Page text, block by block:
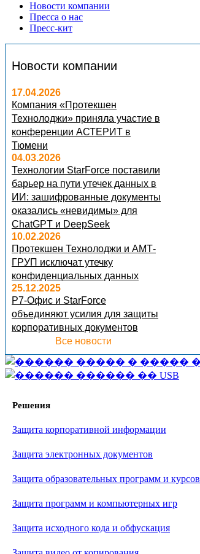
Новости компании
Пресса о нас
Пресс-кит
Новости компании
17.04.2026
Компания «Протекшен
Технолоджи» приняла участие в
конференции АСТЕРИТ в
Тюмени
04.03.2026
Технологии StarForce поставили
барьер на пути утечек данных в
ИИ: зашифрованные документы
оказались «невидимы» для
ChatGPT и DeepSeek
10.02.2026
Протекшен Технолоджи и АМТ-
ГРУП исключат утечку
конфиденциальных данных
25.12.2025
Р7-Офис и StarForce
объединяют усилия для защиты
корпоративных документов
Все новости
Решения
Защита корпоративной информации
Защита электронных документов
Защита образовательных программ и курсов
Защита программ и компьютерных игр
Защита исходного кода и обфускация